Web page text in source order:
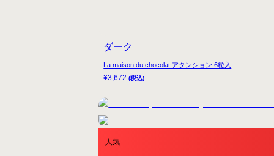
¥3,672 (税込)
La maison du chocolat アタンション 6粒入
ダーク
人気